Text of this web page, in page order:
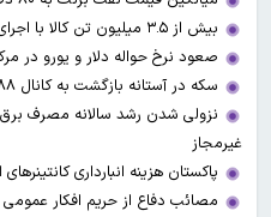
بیش از ۳.۵ میلیون تن کالا با اجرای «تقدم قبض انبار» وارد کشور شد
صعود نرخ حواله دلار و یورو در
سکه در آستانه بازگشت به کانال ۱۸۸ میلیون تومان
نزولی شدن رشد سالانه مصرف
غیرمجاز
پاکستان هزینه انبارداری کانتینرهای ایرانی را ۸۰
مصائب دفاع از حریم افکار عمومی